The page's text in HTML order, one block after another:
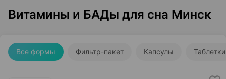
Витамины и БАДы для сна Минск
Все формы Фильтр-пакет Капсулы Таблетки